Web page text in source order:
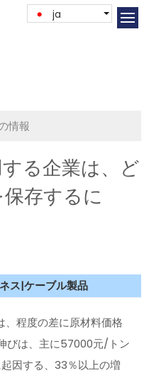
ja
情報
る企業は、ど
存するに
ス|ケーブル製品
程度の差に原材料価格
びは、主に57000元/トン
因する、33％以上の増